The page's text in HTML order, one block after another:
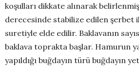
koşulları dikkate alınarak
derecesinde stabilize edilen şerbet
suretiyle elde edilir. Baklavanın
baklava toprakta başlar. Hamurun
yapıldığı buğdayın türü buğdayın